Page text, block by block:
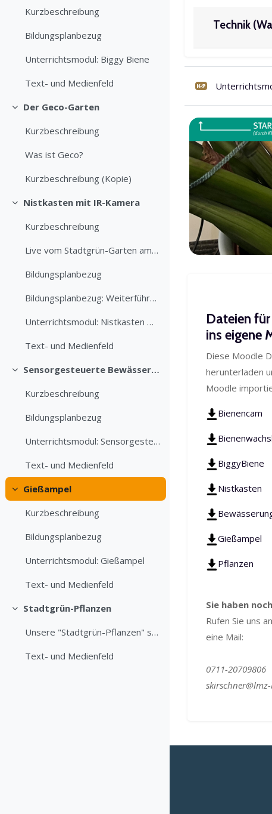
Kurzbeschreibung
Bildungsplanbezug
Unterrichtsmodul: Biggy Biene
Text- und Medienfeld
Einklappen
Der Geco-Garten
Kurzbeschreibung
Was ist Geco?
Kurzbeschreibung (Kopie)
Einklappen
Nistkasten mit IR-Kamera
Kurzbeschreibung
Live vom Stadtgrün-Garten am SMZ Stuttgart
Bildungsplanbezug
Bildungsplanbezug: Weiterführende Schule
Unterrichtsmodul: Nistkasten mit IR-Kamera
Text- und Medienfeld
Einklappen
Sensorgesteuerte Bewässerung
Kurzbeschreibung
Bildungsplanbezug
Unterrichtsmodul: Sensorgesteuerte Bewässerung
Text- und Medienfeld
Einklappen
Gießampel
Kurzbeschreibung
Bildungsplanbezug
Unterrichtsmodul: Gießampel
Text- und Medienfeld
Einklappen
Stadtgrün-Pflanzen
Unsere "Stadtgrün-Pflanzen" stellen eine Auswahl a...
Text- und Medienfeld
Technik
Dateien
ins eigene
Diese Moodle
herunterladen
Moodle
Bienencam
BiggyBiene
Nistkasten
Gießampel
Pflanzen
Sie haben
Rufen Sie uns
eine Mail:
0711-20709806